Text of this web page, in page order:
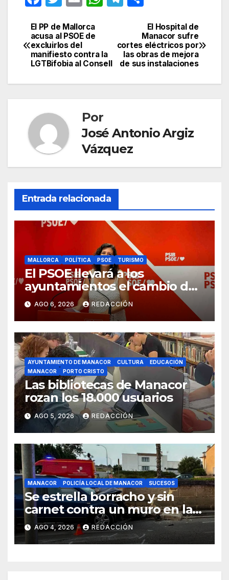
c
e
b
o
k
itt
er
ail
s
A
p
gr
a
m
m
p
ar
tir
Navegación
de
El Hospital de
Manacor sufre
cortes eléctricos por
las obras de mejora
de sus instalaciones
El PP de Mallorca
acusa al PSOE de
excluirlos del
manifiesto contra la
LGTBifobia al Consell
Por
José Antonio Argiz
Vázquez
Entrada relacionada
MALLORCA POLÍTICA PSOE TURISMO
El PSOE llevará a los
ayuntamientos el cambio de
modelo turístico y de vivienda
AGO 6, 2026 REDACCIÓN
AYUNTAMIENTO DE MANACOR CULTURA
EDUCACIÓN
MANACOR
PORTO CRISTO
Las bibliotecas de Manacor
rozan los 18.000 usuarios
AGO 5, 2026 REDACCIÓN
MANACOR POLICÍA LOCAL DE MANACOR SUCESOS
Se estrella borracho y sin
carnet contra un muro en la
ronda del Port de Manacor y
lo destroza
AGO 4, 2026 REDACCIÓN